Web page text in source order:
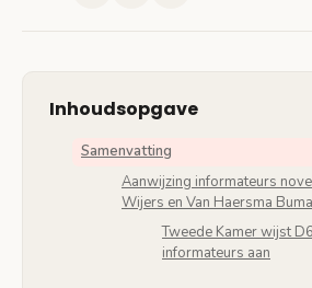
Inhoudsopgave
Samenvatting
Aanwijzing informateurs
Wijers en Van Haersma
Tweede Kamer wijst
informateurs aan